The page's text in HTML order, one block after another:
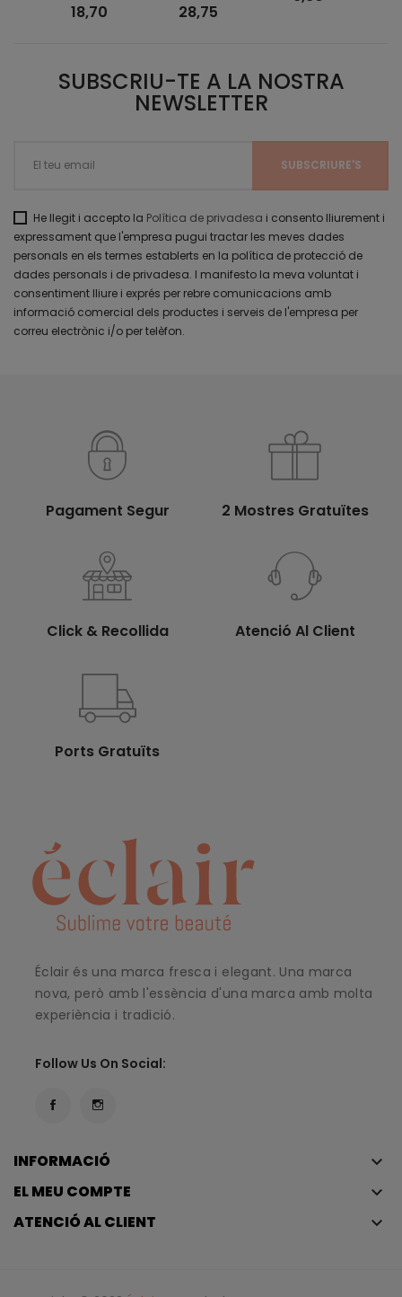
18,70 28,75
SUBSCRIU-TE A LA NOSTRA
NEWSLETTER
He llegit i accepto la Política de privadesa i consento lliurement i
expressament que l'empresa pugui tractar les meves dades
personals en els termes establerts en la política de protecció de
dades personals i de privadesa. I manifesto la meva voluntat i
consentiment lliure i exprés per rebre comunicacions amb
informació comercial dels productes i serveis de l'empresa per
correu electrònic i/o per telèfon.
Pagament Segur 2 Mostres Gratuïtes
Click & Recollida Atenció Al Client
Ports Gratuïts
Éclair és una marca fresca i elegant. Una marca
nova, però amb l'essència d'una marca amb molta
experiència i tradició.
Follow Us On Social:
INFORMACIÓ keyboard_arrow_down
EL MEU COMPTE keyboard_arrow_down
ATENCIÓ AL CLIENT keyboard_arrow_down